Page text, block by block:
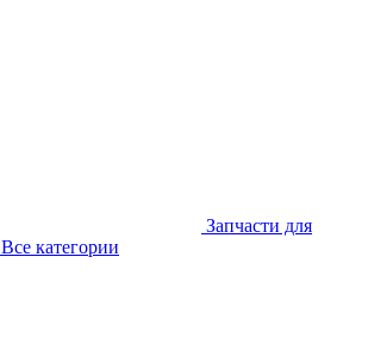
Запчасти для
Все категории